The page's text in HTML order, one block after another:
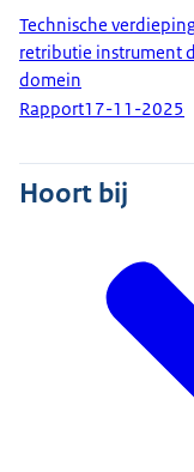
Technische
retributie instrument
domein
Rapport17-11-2025
Hoort bij